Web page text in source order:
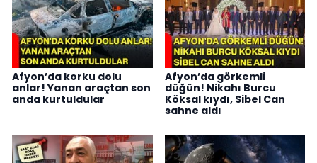
Afyon’da korku dolu
anlar! Yanan araçtan son
anda kurtuldular
Afyon’da görkemli
düğün! Nikahı Burcu
Köksal kıydı, Sibel Can
sahne aldı